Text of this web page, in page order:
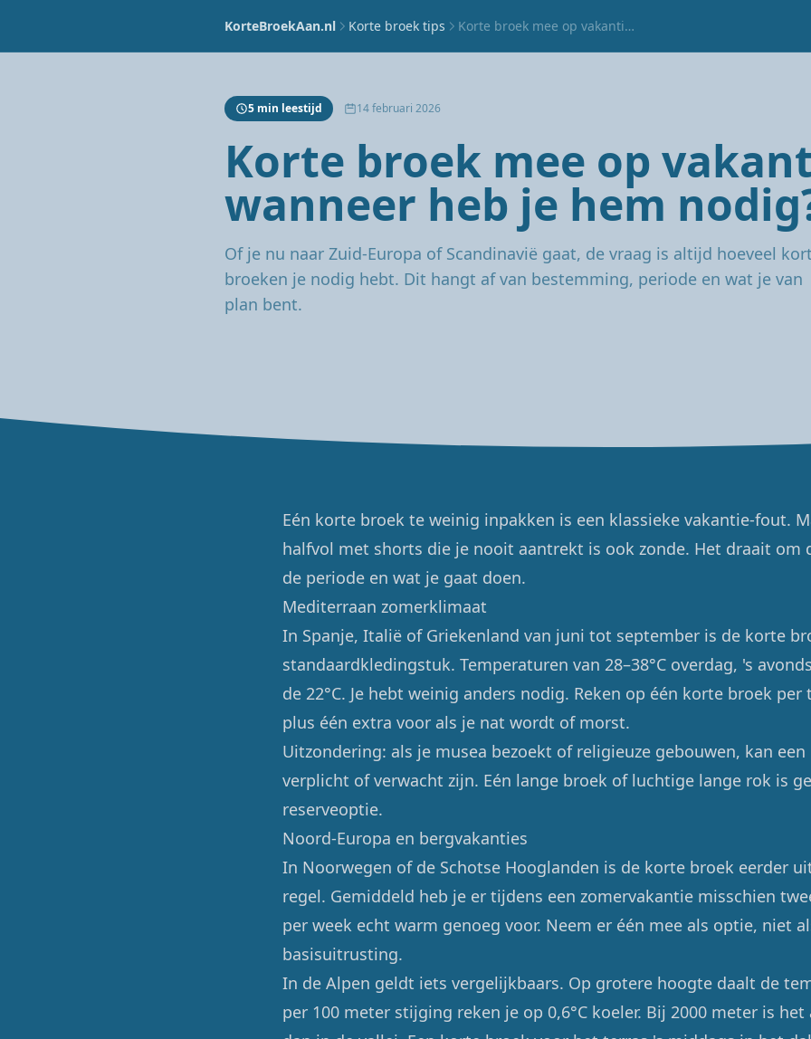
KorteBroekAan.nl Korte broek tips Korte broek mee op vakantie: wanneer heb je hem nodig?
5 min leestijd 14 februari 2026
Korte broek mee op
wanneer heb je hem
Of je nu naar Zuid-Europa of Scandinavië gaat, de vraag is altijd hoeveel
broeken je nodig hebt. Dit hangt af van bestemming, periode en wat je van
plan bent.
Eén korte broek te weinig inpakken is een klassieke vakantie-fout.
halfvol met shorts die je nooit aantrekt is ook zonde. Het draait om
de periode en wat je gaat doen.
Mediterraan zomerklimaat
In Spanje, Italië of Griekenland van juni tot september is de korte
standaardkledingstuk. Temperaturen van 28–38°C overdag, 's
de 22°C. Je hebt weinig anders nodig. Reken op één korte broek per
plus één extra voor als je nat wordt of morst.
Uitzondering: als je musea bezoekt of religieuze gebouwen, kan
verplicht of verwacht zijn. Eén lange broek of luchtige lange rok is
reserveoptie.
Noord-Europa en bergvakanties
In Noorwegen of de Schotse Hooglanden is de korte broek eerder
regel. Gemiddeld heb je er tijdens een zomervakantie misschien
per week echt warm genoeg voor. Neem er één mee als optie, niet
basisuitrusting.
In de Alpen geldt iets vergelijkbaars. Op grotere hoogte daalt de
per 100 meter stijging reken je op 0,6°C koeler. Bij 2000 meter is het